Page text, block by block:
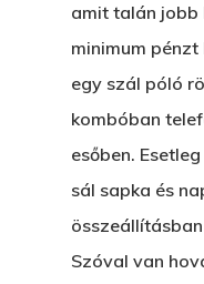
amit talán jobb
minimum
egy szál póló
kombóban
esőben.
sál sapka és
Szóval van